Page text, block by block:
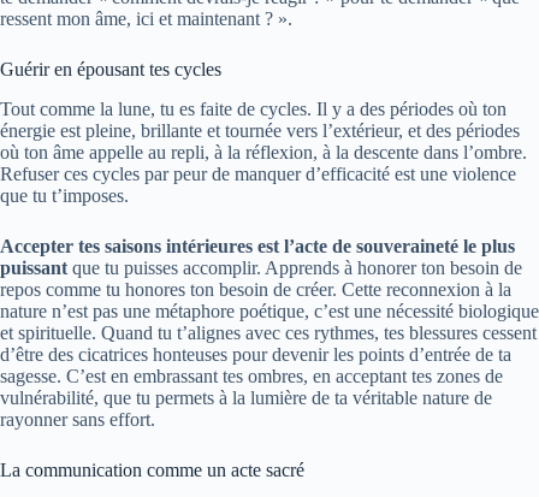
ressent mon âme, ici et maintenant ? ».
Guérir en épousant tes cycles
Tout comme la lune, tu es faite de cycles. Il y a des périodes où ton
énergie est pleine, brillante et tournée vers l’extérieur, et des périodes
où ton âme appelle au repli, à la réflexion, à la descente dans l’ombre.
Refuser ces cycles par peur de manquer d’efficacité est une violence
que tu t’imposes.
Accepter tes saisons intérieures est l’acte de souveraineté le plus
puissant que tu puisses accomplir. Apprends à honorer ton besoin de
repos comme tu honores ton besoin de créer. Cette reconnexion à la
nature n’est pas une métaphore poétique, c’est une nécessité biologique
et spirituelle. Quand tu t’alignes avec ces rythmes, tes blessures cessent
d’être des cicatrices honteuses pour devenir les points d’entrée de ta
sagesse. C’est en embrassant tes ombres, en acceptant tes zones de
vulnérabilité, que tu permets à la lumière de ta véritable nature de
rayonner sans effort.
La communication comme un acte sacré